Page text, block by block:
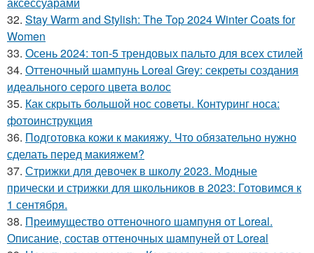
32. Stay Warm and Stylish: The Top 2024 Winter Coats for
Women
33. Осень 2024: топ-5 трендовых пальто для всех стилей
34. Оттеночный шампунь Loreal Grey: секреты создания
идеального серого цвета волос
35. Как скрыть большой нос советы. Контуринг носа:
фотоинструкция
36. Подготовка кожи к макияжу. Что обязательно нужно
сделать перед макияжем?
37. Стрижки для девочек в школу 2023. Модные
прически и стрижки для школьников в 2023: Готовимся к
1 сентября.
38. Преимущество оттеночного шампуня от Loreal.
Описание, состав оттеночных шампуней от Loreal